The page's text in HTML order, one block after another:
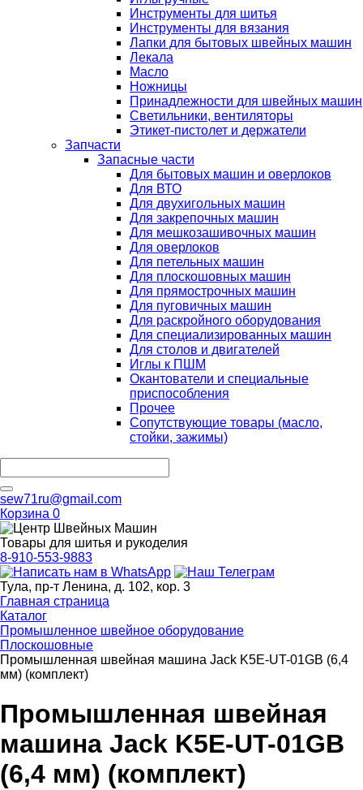
Инструменты для шитья
Инструменты для вязания
Лапки для бытовых швейных машин
Лекала
Масло
Ножницы
Принадлежности для швейных машин
Светильники, вентиляторы
Этикет-пистолет и держатели
Запчасти
Запасные части
Для бытовых машин и оверлоков
Для ВТО
Для двухигольных машин
Для закрепочных машин
Для мешкозашивочных машин
Для оверлоков
Для петельных машин
Для плоскошовных машин
Для прямострочных машин
Для пуговичных машин
Для раскройного оборудования
Для специализированных машин
Для столов и двигателей
Иглы к ПШМ
Окантователи и специальные
приспособления
Прочее
Сопутствующие товары (масло,
стойки, зажимы)
sew71ru@gmail.com
Корзина 0
Товары для шитья и рукоделия
8-910-553-9883
Тула, пр-т Ленина, д. 102, кор. 3
Главная страница
Каталог
Промышленное швейное оборудование
Плоскошовные
Промышленная швейная машина Jack K5E-UT-01GB (6,4
мм) (комплект)
Промышленная швейная
машина Jack K5E-UT-01GB
(6,4 мм) (комплект)